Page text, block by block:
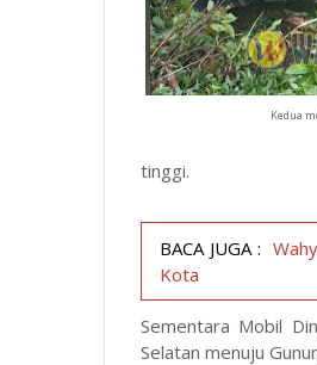
Kedua
tinggi.
BACA JUGA :
Kota
Sementara Mobil
Selatan menuju